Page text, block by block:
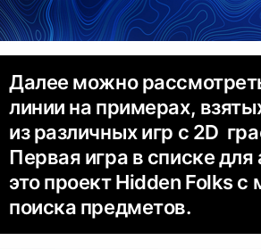
Далее можно
линии на примерах,
из различных игр с 2D
Первая игра в списке
это проект Hidden Folks с
поиска предметов.